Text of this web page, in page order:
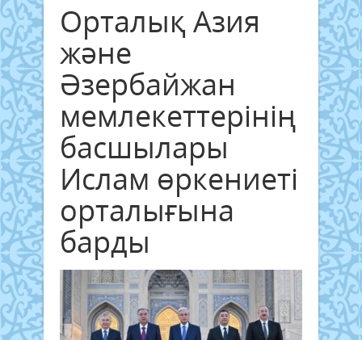
Орталық Азия
және
Әзербайжан
мемлекеттерінің
басшылары
Ислам өркениеті
орталығына
барды